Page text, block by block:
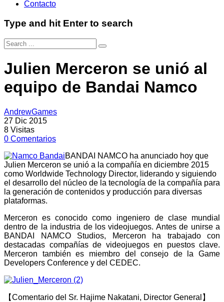
Contacto
Type and hit Enter to search
Julien Merceron se unió al
equipo de Bandai Namco
AndrewGames
27 Dic 2015
8 Visitas
0 Comentarios
BANDAI NAMCO ha anunciado hoy que
Julien Merceron se unió a la compañía en diciembre 2015
como Worldwide Technology Director, liderando y siguiendo
el desarrollo del núcleo de la tecnología de la compañía para
la generación de contenidos y producción para diversas
plataformas.
Merceron es conocido como ingeniero de clase mundial
dentro de la industria de los videojuegos. Antes de unirse a
BANDAI NAMCO Studios, Merceron ha trabajado con
destacadas compañías de videojuegos en puestos clave.
Merceron también es miembro del consejo de la Game
Developers Conference y del CEDEC.
【Comentario del Sr. Hajime Nakatani, Director General】